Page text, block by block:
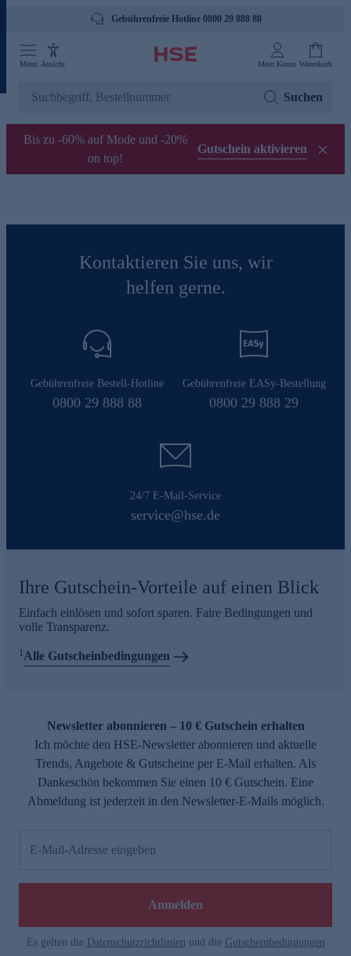
Gebührenfreie Hotline 0800 29 888 88
Menü Ansicht Mein Konto Warenkorb
Suchen
Bis zu -60% auf Mode und -20%
on top!
Gutschein aktivieren
Kontaktieren Sie uns, wir
helfen gerne.
Gebührenfreie Bestell-Hotline
0800 29 888 88
Gebührenfreie EASy-Bestellung
0800 29 888 29
24/7 E-Mail-Service
service@hse.de
Ihre Gutschein-Vorteile auf einen Blick
Einfach einlösen und sofort sparen. Faire Bedingungen und
volle Transparenz.
1Alle Gutscheinbedingungen
Newsletter abonnieren – 10 € Gutschein erhalten
Ich möchte den HSE-Newsletter abonnieren und aktuelle
Trends, Angebote & Gutscheine per E-Mail erhalten. Als
Dankeschön bekommen Sie einen 10 € Gutschein. Eine
Abmeldung ist jederzeit in den Newsletter-E-Mails möglich.
E-Mail-Adresse eingeben
Anmelden
Es gelten die Datenschutzrichtlinien und die Gutscheinbedingungen